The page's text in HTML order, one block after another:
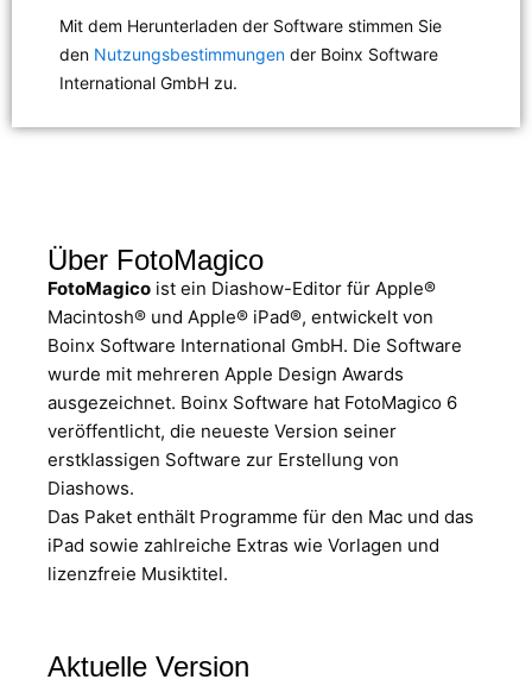
Mit dem Herunterladen der Software stimmen Sie
den Nutzungsbestimmungen der Boinx Software
International GmbH zu.
Über FotoMagico
FotoMagico ist ein Diashow-Editor für Apple®
Macintosh® und Apple® iPad®, entwickelt von
Boinx Software International GmbH. Die Software
wurde mit mehreren Apple Design Awards
ausgezeichnet. Boinx Software hat FotoMagico 6
veröffentlicht, die neueste Version seiner
erstklassigen Software zur Erstellung von
Diashows.
Das Paket enthält Programme für den Mac und das
iPad sowie zahlreiche Extras wie Vorlagen und
lizenzfreie Musiktitel.
Aktuelle Version